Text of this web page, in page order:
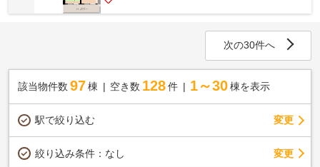
次の30件へ
該当物件数 97棟 空き数 128 件 1～30 棟を表示
駅で絞り込む 変更
絞り込み条件： なし 変更